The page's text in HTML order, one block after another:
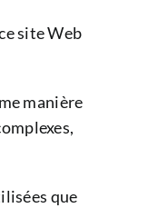
site Web
manière
que